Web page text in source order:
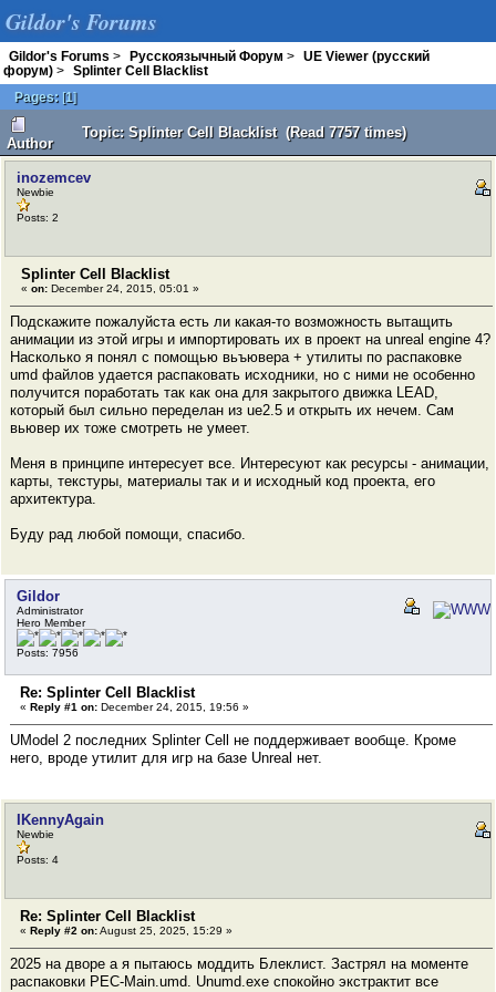
Gildor's Forums
Gildor's Forums > Русскоязычный Форум >
UE Viewer (русский
форум) >
Splinter Cell Blacklist
Pages: [1]
Author
Topic: Splinter Cell Blacklist (Read 7757 times)
inozemcev
Newbie
Posts: 2
Splinter Cell Blacklist
« on: December 24, 2015, 05:01 »
Подскажите пожалуйста есть ли какая-то возможность вытащить
анимации из этой игры и импортировать их в проект на unreal engine 4?
Насколько я понял с помощью вьъювера + утилиты по распаковке
umd файлов удается распаковать исходники, но с ними не особенно
получится поработать так как она для закрытого движка LEAD,
который был сильно переделан из ue2.5 и открыть их нечем. Сам
вьювер их тоже смотреть не умеет.
Меня в принципе интересует все. Интересуют как ресурсы - анимации,
карты, текстуры, материалы так и и исходный код проекта, его
архитектура.
Буду рад любой помощи, спасибо.
Gildor
Administrator
Hero Member
Posts: 7956
Re: Splinter Cell Blacklist
« Reply #1 on: December 24, 2015, 19:56 »
UModel 2 последних Splinter Cell не поддерживает вообще. Кроме
него, вроде утилит для игр на базе Unreal нет.
IKennyAgain
Newbie
Posts: 4
Re: Splinter Cell Blacklist
« Reply #2 on:August 25, 2025, 15:29 »
2025 на дворе а я пытаюсь моддить Блеклист. Застрял на моменте
распаковки PEC-Main.umd. Unumd.exe спокойно экстрактит все